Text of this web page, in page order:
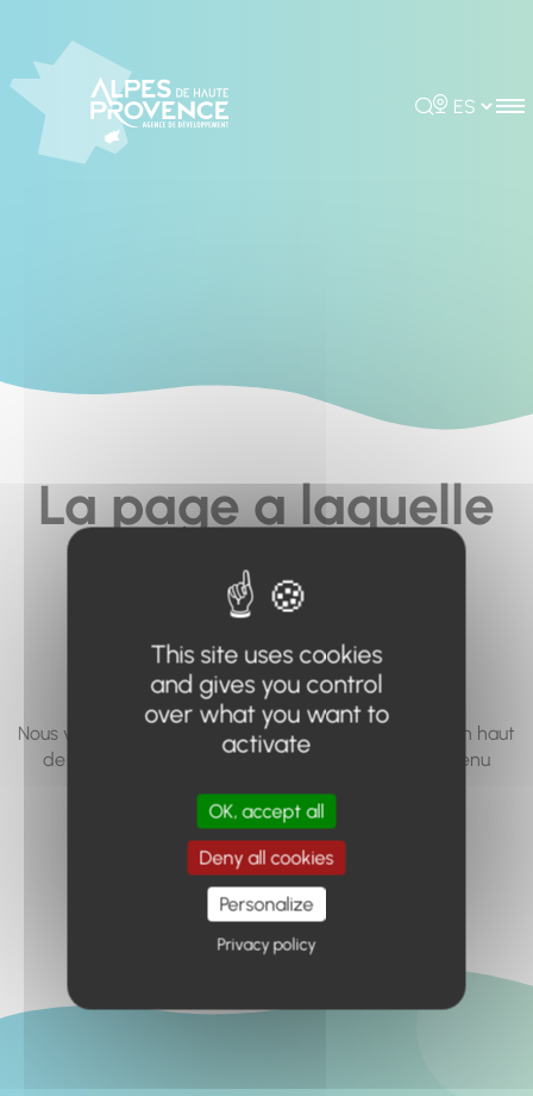
Rechercher
Choisir la
La page a laquelle
vous cherchez à
accéder n'existe
pas... ou plus.
Nous vous invitons à utiliser le moteur de recherche en haut
de page, ou à utiliser le menu pour trouver le contenu
Retour à l'accueil
This site uses cookies
and gives you control
over what you want to
activate
OK, accept all
Deny all cookies
Personalize
Privacy policy